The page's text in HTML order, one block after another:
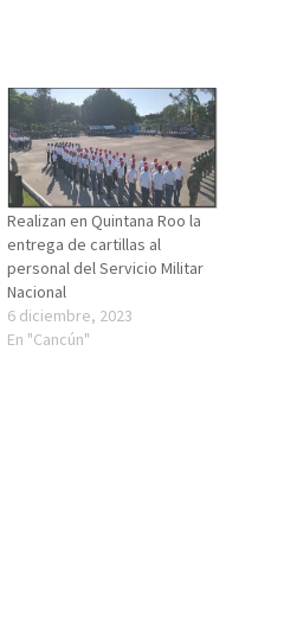
Realizan en Quintana Roo la
entrega de cartillas al
personal del Servicio Militar
Nacional
6 diciembre, 2023
En "Cancún"